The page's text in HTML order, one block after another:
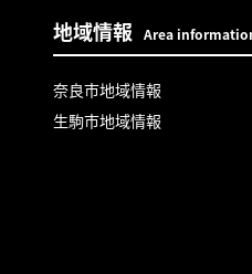
地域情報 Area
奈良市地域情報
生駒市地域情報